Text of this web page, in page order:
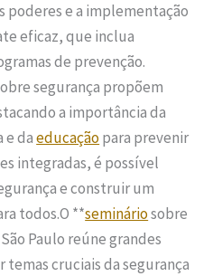
poderes e a implementação
eficaz, que inclua
de prevenção.
segurança propõem
a importância da
e daeducaçãopara prevenir
integradas, é possível
e construir um
todos.O **semináriosobre
Paulo reúne grandes
cruciais da segurança